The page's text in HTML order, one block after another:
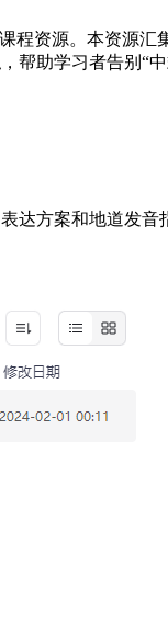
程资源。本资源汇
帮助学习者告别“
达方案和地道发音